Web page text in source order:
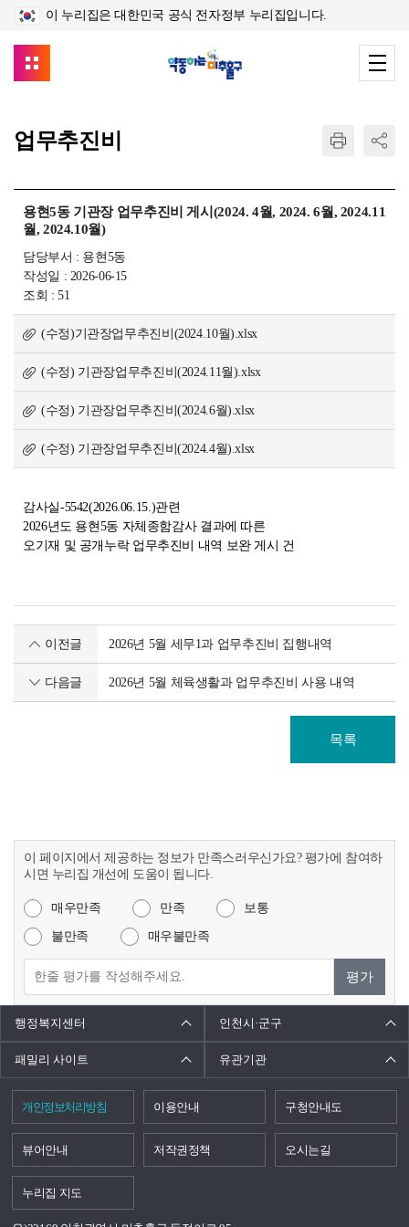
이 누리집은 대한민국 공식 전자정부 누리집입니다.
업무추진비
용현5동 기관장 업무추진비 게시(2024. 4월, 2024. 6월, 2024.11
월, 2024.10월)
담당부서 : 용현5동
작성일 : 2026-06-15
조회 : 51
(수정)기관장업무추진비(2024.10월).xlsx
(수정) 기관장업무추진비(2024.11월).xlsx
(수정) 기관장업무추진비(2024.6월).xlsx
(수정) 기관장업무추진비(2024.4월).xlsx
감사실-5542(2026.06.15.)관련
2026년도 용현5동 자체종함감사 결과에 따른
오기재 및 공개누락 업무추진비 내역 보완 게시 건
이전글 2026년 5월 세무1과 업무추진비 집행내역
다음글 2026년 5월 체육생활과 업무추진비 사용 내역
목록
이 페이지에서 제공하는 정보가 만족스러우신가요? 평가에 참여하
시면 누리집 개선에 도움이 됩니다.
매우만족 만족 보통
불만족 매우불만족
평가
행정복지센터 인천시·군구
패밀리 사이트 유관기관
개인정보처리방침 이용안내 구청안내도
뷰어안내 저작권정책 오시는길
누리집 지도